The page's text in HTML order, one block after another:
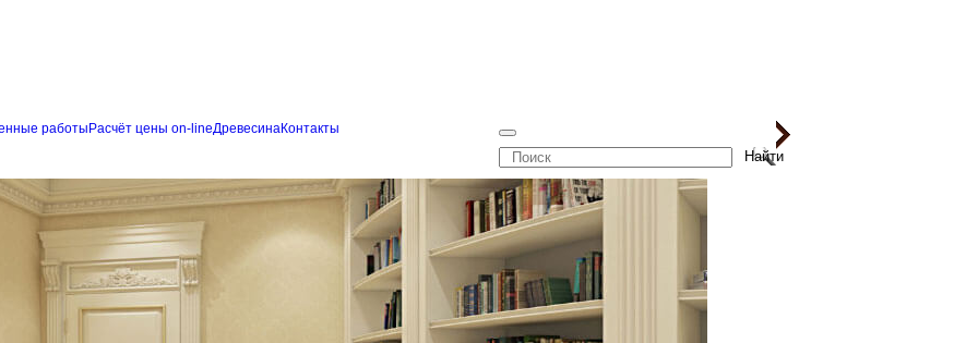
Поиск
по
сайту
работы Расчёт цены on-lineДревесинаКонтакты